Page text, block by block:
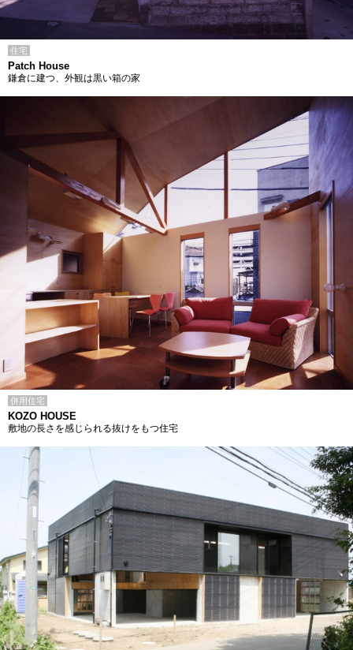
住宅
Patch House
鎌倉に建つ、外観は黒い箱の家
併用住宅
KOZO HOUSE
敷地の長さを感じられる抜けをもつ住宅